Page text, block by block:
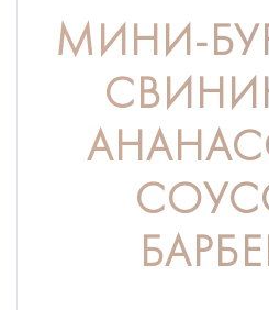
МИНИ-